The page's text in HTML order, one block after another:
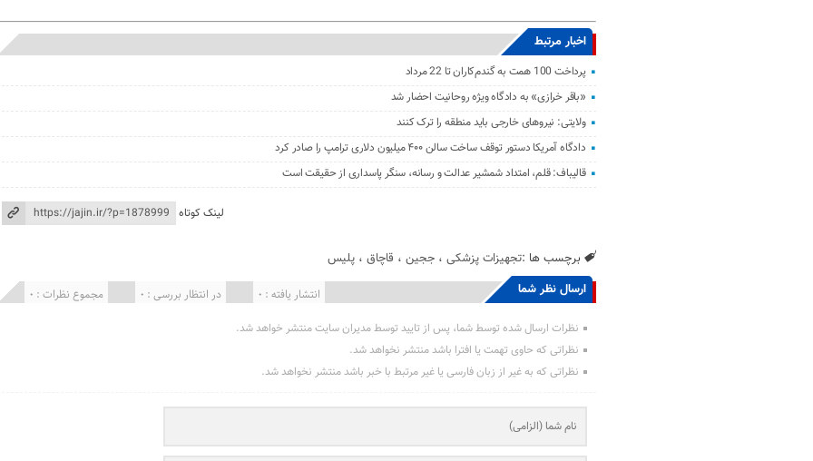
اخبار مرتبط
پرداخت 100 همت به گندم‌کاران تا 22 مرداد
«باقر خرازی» به دادگاه ویژه روحانیت احضار شد
ولایتی: نیرو‌های خارجی باید منطقه را ترک کنند
دادگاه آمریکا دستور توقف ساخت سالن ۴۰۰ میلیون دلاری ترامپ را صادر کرد
قالیباف: قلم، امتداد شمشیر عدالت و رسانه، سنگر پاسداری از حقیقت است
لینک کوتاه
برچسب ها :تجهیزات پزشکی ،ججین ، قاچاق ،پلیس
ارسال نظر شما مجموع نظرات : 0 در انتظار بررسی : 0 انتشار یافته : 0
نظرات ارسال شده توسط شما، پس از تایید توسط مدیران سایت منتشر خواهد شد.
نظراتی که حاوی تهمت یا افترا باشد منتشر نخواهد شد.
نظراتی که به غیر از زبان فارسی یا غیر مرتبط با خبر باشد منتشر نخواهد شد.